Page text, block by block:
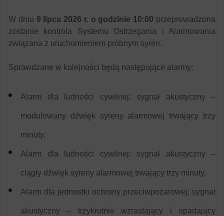
W dniu 9 lipca 2026 r. o godzinie 10:00 przeprowadzona
zostanie kontrola Systemu Ostrzegania i Alarmowania
związana z uruchomieniem próbnym syren.
Sprawdzane w kolejności będą następujące alarmy:
Alarm dla ludności cywilnej: sygnał akustyczny –
modulowany dźwięk syreny alarmowej trwający trzy
minuty.
Alarm dla ludności cywilnej: sygnał akustyczny –
ciągły dźwięk syreny alarmowej trwający trzy minuty.
Alarm dla jednostki ochrony przeciwpożarowej: sygnał
akustyczny – trzykrotnie wzrastający i opadający